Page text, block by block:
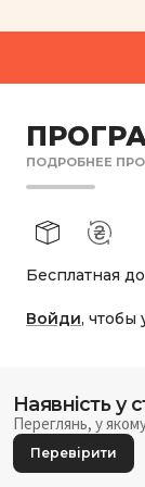
ПОДРОБНЕЕ
Бесплатная
Войди, чтобы
Наявність у
Переглянь, у
Перевірити